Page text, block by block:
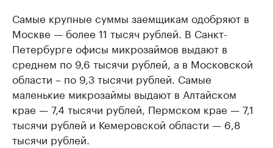
Самые крупные суммы заемщикам одобряют в
Москве — более 11 тысяч рублей. В Санкт-
Петербурге офисы микрозаймов выдают в
среднем по 9,6 тысячи рублей, а в Московской
области – по 9,3 тысячи рублей. Самые
маленькие микрозаймы выдают в Алтайском
крае — 7,4 тысячи рублей, Пермском крае — 7,1
тысячи рублей и Кемеровской области — 6,8
тысячи рублей.